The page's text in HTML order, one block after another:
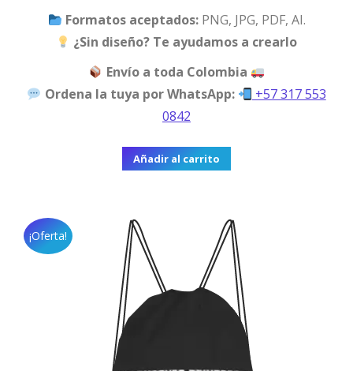
Formatos aceptados:PNG, JPG, PDF, AI.
¿Sin diseño? Te ayudamos a crearlo
Envío a toda Colombia
Ordena la tuya por WhatsApp:
+57 317 553
0842
Añadir al carrito
¡Oferta!